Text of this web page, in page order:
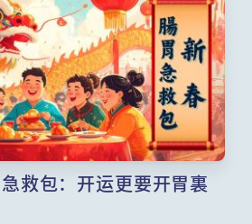
救包：开运更要开胃裏